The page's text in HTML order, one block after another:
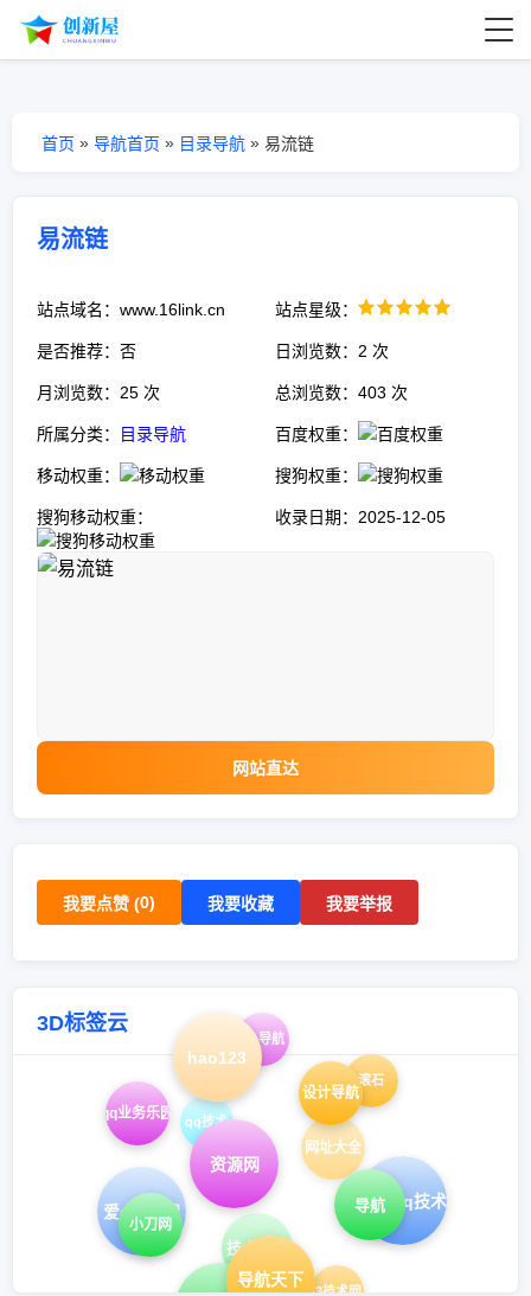
首页 » 导航首页 » 目录导航 » 易流链
易流链
站点域名：www.16link.cn 站点星级：
是否推荐：否 日浏览数：2 次
月浏览数：25 次 总浏览数：403 次
所属分类： 目录导航 百度权重：
移动权重： 搜狗权重：
搜狗移动权重： 收录日期：2025-12-05
网站直达
我要点赞 (0) 我要收藏 我要举报
3D标签云
hao43，H43技术网，在线工具
hao43，qq技术导航
导航
导航天下
技术导航
网址大全
滚石
设计导航
资源网
小刀网
爱q生活网
qq技术
qq导航
hao123
qq业务乐园